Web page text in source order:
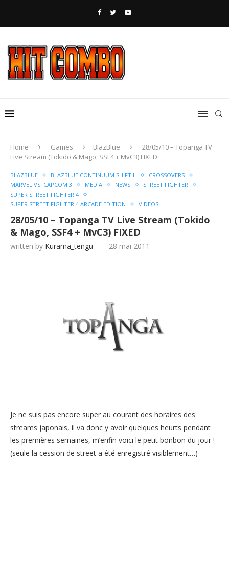
Home Games BlazBlue
28/05/10 – Topanga TV
Live Stream (Tokido & Mago, SSF4 + MvC3) FIXED
BLAZBLUE BLAZBLUE CONTINUUM SHIFT II
CROSSOVERS
MARVEL VS. CAPCOM 3
MEDIA NEWS
STREET FIGHTER
SUPER STREET FIGHTER 4
SUPER STREET FIGHTER 4 ARCADE EDITION
VIDEOS
28/05/10 – Topanga TV Live Stream (Tokido
& Mago, SSF4 + MvC3) FIXED
written by Kurama_tengu 28 mai 2011
Je ne suis pas encore super au courant des horaires des
streams japonais, il va donc y avoir quelques heurts pendant
les premières semaines, m’enfin voici le petit bonbon du jour !
(seule la cession de street a été enregistré visiblement…)